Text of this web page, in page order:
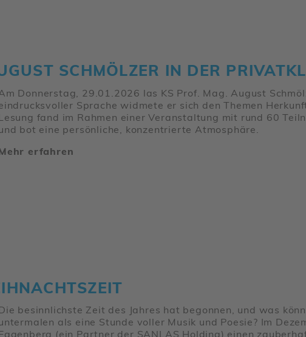
SCHM­ÖLZER IN DER
Donnerstag, 29.01.2026 las KS Prof. Mag. August
Sprache widmete er sich den Themen
fand im Rahmen einer Veran­stal­tung mit rund 60
bot eine persön­liche, konzen­trierte Atmo­sphäre.
erfahren
besinn­lichste Zeit des Jahres hat begonnen, und was
als eine Stunde voller Musik und Poesie? Im
(ein Partner der SANLAS Holding) einen